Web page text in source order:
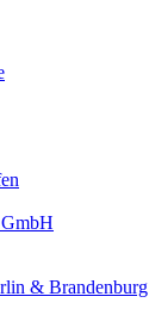
& Brandenburg